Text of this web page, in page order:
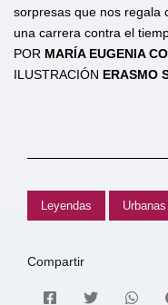
sorpresas que nos regala
una carrera contra el
POR MARÍA EUGENIA
ILUSTRACIÓN ERASMO
Leyendas Urbanas
Compartir